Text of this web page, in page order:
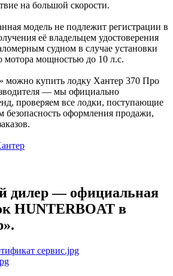
на большой скорости.
модель не подлежит регистрации в
её владельцем удостоверения
судном в случае установки
мотора мощностью до 10 л.с.
можно купить лодку Хантер 370 Про
— мы официально
проверяем все лодки, поступающие
безопасность оформления продажи,
дилер — официальная
HUNTERBOAT в